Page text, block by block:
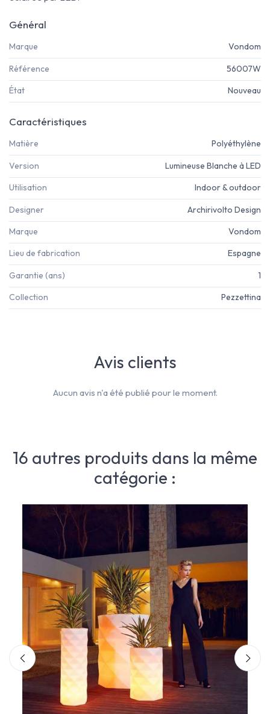
Général
Marque Vondom
Référence 56007W
État Nouveau
Caractéristiques
Matière Polyéthylène
Version Lumineuse Blanche à LED
Utilisation Indoor & outdoor
Designer Archirivolto Design
Marque Vondom
Lieu de fabrication Espagne
Garantie (ans) 1
Collection Pezzettina
Avis clients
Aucun avis n'a été publié pour le moment.
16 autres produits dans la même
catégorie :